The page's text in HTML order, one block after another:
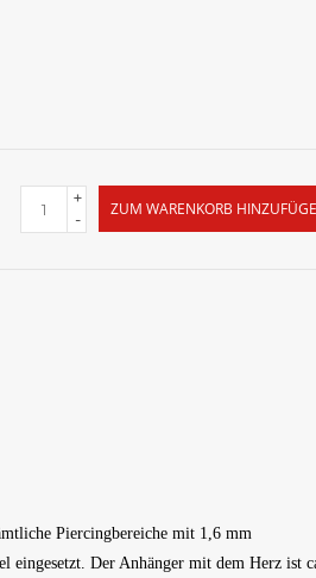
+
-
ZUM WARENKORB
Piercingbereiche mit 1,6 mm
eingesetzt. Der Anhänger mit dem Herz ist